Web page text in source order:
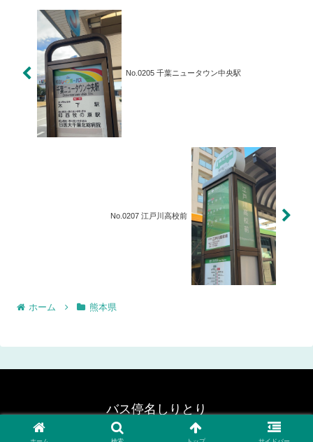
No.0205 千葉ニュータウン中央駅
No.0207 江戸川高校前
ホーム 熊本県
バス停名しりとり
© 2020 バス停名しりとり.